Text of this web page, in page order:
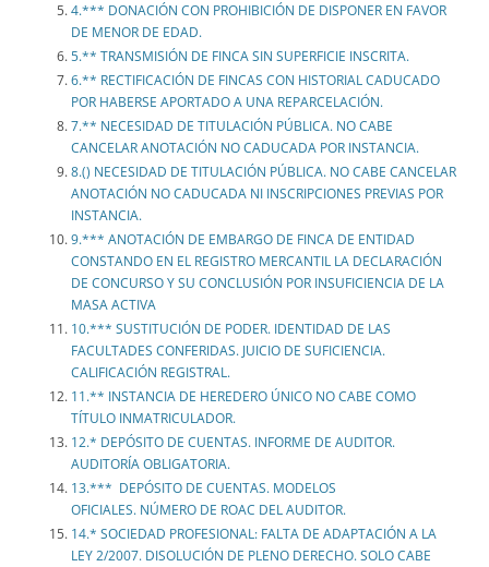
4.*** DONACIÓN CON PROHIBICIÓN DE DISPONER EN FAVOR
DE MENOR DE EDAD.
5.** TRANSMISIÓN DE FINCA SIN SUPERFICIE INSCRITA.
6.** RECTIFICACIÓN DE FINCAS CON HISTORIAL CADUCADO
POR HABERSE APORTADO A UNA REPARCELACIÓN.
7.** NECESIDAD DE TITULACIÓN PÚBLICA. NO CABE
CANCELAR ANOTACIÓN NO CADUCADA POR INSTANCIA.
8.() NECESIDAD DE TITULACIÓN PÚBLICA. NO CABE CANCELAR
ANOTACIÓN NO CADUCADA NI INSCRIPCIONES PREVIAS POR
INSTANCIA.
9.*** ANOTACIÓN DE EMBARGO DE FINCA DE ENTIDAD
CONSTANDO EN EL REGISTRO MERCANTIL LA DECLARACIÓN
DE CONCURSO Y SU CONCLUSIÓN POR INSUFICIENCIA DE LA
MASA ACTIVA
10.*** SUSTITUCIÓN DE PODER. IDENTIDAD DE LAS
FACULTADES CONFERIDAS. JUICIO DE SUFICIENCIA.
CALIFICACIÓN REGISTRAL.
11.** INSTANCIA DE HEREDERO ÚNICO NO CABE COMO
TÍTULO INMATRICULADOR.
12.* DEPÓSITO DE CUENTAS. INFORME DE AUDITOR.
AUDITORÍA OBLIGATORIA.
13.*** DEPÓSITO DE CUENTAS. MODELOS
OFICIALES. NÚMERO DE ROAC DEL AUDITOR.
14.* SOCIEDAD PROFESIONAL: FALTA DE ADAPTACIÓN A LA
LEY 2/2007. DISOLUCIÓN DE PLENO DERECHO. SOLO CABE